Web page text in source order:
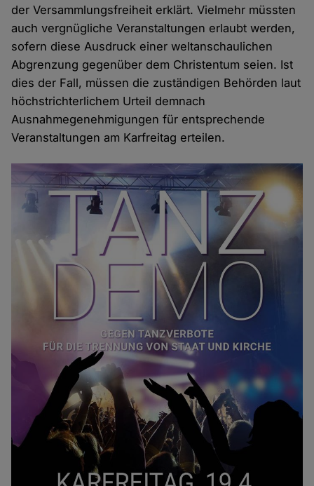
der Versammlungsfreiheit erklärt. Vielmehr müssten
auch vergnügliche Veranstaltungen erlaubt werden,
sofern diese Ausdruck einer weltanschaulichen
Abgrenzung gegenüber dem Christentum seien. Ist
dies der Fall, müssen die zuständigen Behörden laut
höchstrichterlichem Urteil demnach
Ausnahmegenehmigungen für entsprechende
Veranstaltungen am Karfreitag erteilen.